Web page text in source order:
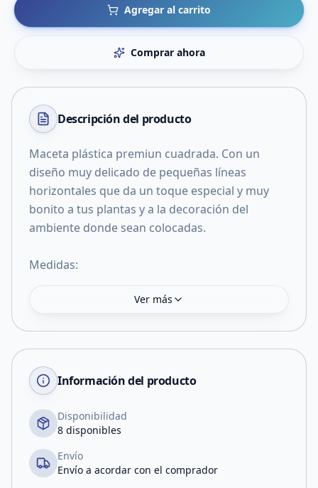
Agregar al carrito
Comprar ahora
Descripción del producto
Maceta plástica premiun cuadrada. Con un
diseño muy delicado de pequeñas líneas
horizontales que da un toque especial y muy
bonito a tus plantas y a la decoración del
ambiente donde sean colocadas.
Medidas:
Ver más
Información del producto
Disponibilidad
8 disponibles
Envío
Envío a acordar con el comprador